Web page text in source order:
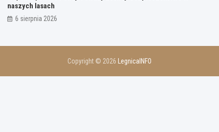
naszych lasach
6 sierpnia 2026
Copyright © 2026 LegnicaINFO